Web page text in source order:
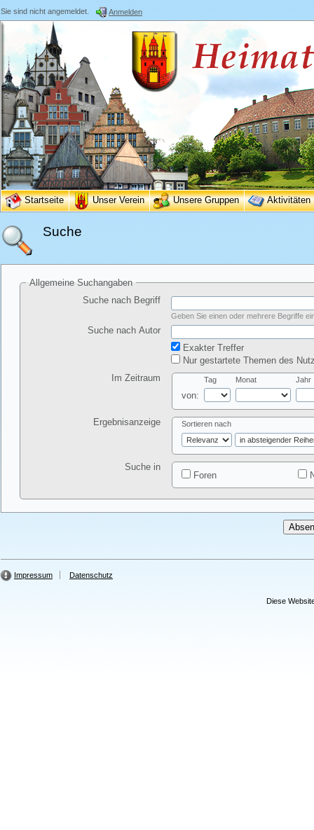
Sie sind nicht angemeldet. Anmelden
Startseite Unser Verein Unsere Gruppen Aktivitäten
Suche
Allgemeine Suchangaben
Suche nach Begriff
Geben Sie einen oder mehrere Begriffe
Suche nach Autor
Exakter Treffer
Nur gestartete Themen des
Im Zeitraum
von:
Tag Monat Jahr
Ergebnisanzeige Sortieren nach
Suche in
Foren
Impressum Datenschutz
Diese